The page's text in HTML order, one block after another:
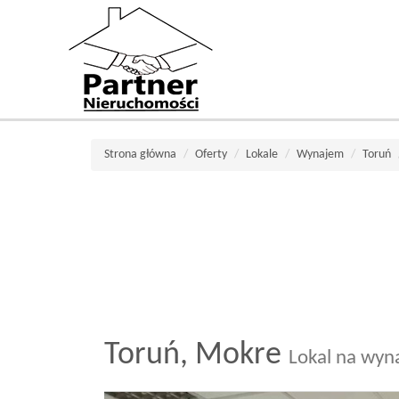
Strona główna Oferty Lokale Wynajem Toruń
Toruń, Mokre Lokal na